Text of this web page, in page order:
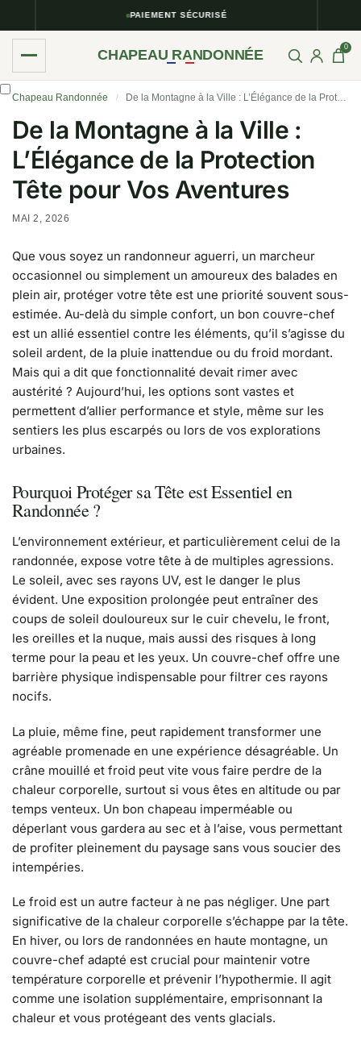
PAIEMENT SÉCURISÉ
CHAPEAU RANDONNÉE 0
Chapeau Randonnée / De la Montagne à la Ville : L’Élégance de la Protection Tête pour Vos Aventures
De la Montagne à la Ville :
L’Élégance de la Protection
Tête pour Vos Aventures
MAI 2, 2026
Que vous soyez un randonneur aguerri, un marcheur
occasionnel ou simplement un amoureux des balades en
plein air, protéger votre tête est une priorité souvent sous-
estimée. Au-delà du simple confort, un bon couvre-chef
est un allié essentiel contre les éléments, qu’il s’agisse du
soleil ardent, de la pluie inattendue ou du froid mordant.
Mais qui a dit que fonctionnalité devait rimer avec
austérité ? Aujourd’hui, les options sont vastes et
permettent d’allier performance et style, même sur les
sentiers les plus escarpés ou lors de vos explorations
urbaines.
Pourquoi Protéger sa Tête est Essentiel en
Randonnée ?
L’environnement extérieur, et particulièrement celui de la
randonnée, expose votre tête à de multiples agressions.
Le soleil, avec ses rayons UV, est le danger le plus
évident. Une exposition prolongée peut entraîner des
coups de soleil douloureux sur le cuir chevelu, le front,
les oreilles et la nuque, mais aussi des risques à long
terme pour la peau et les yeux. Un couvre-chef offre une
barrière physique indispensable pour filtrer ces rayons
nocifs.
La pluie, même fine, peut rapidement transformer une
agréable promenade en une expérience désagréable. Un
crâne mouillé et froid peut vite vous faire perdre de la
chaleur corporelle, surtout si vous êtes en altitude ou par
temps venteux. Un bon chapeau imperméable ou
déperlant vous gardera au sec et à l’aise, vous permettant
de profiter pleinement du paysage sans vous soucier des
intempéries.
Le froid est un autre facteur à ne pas négliger. Une part
significative de la chaleur corporelle s’échappe par la tête.
En hiver, ou lors de randonnées en haute montagne, un
couvre-chef adapté est crucial pour maintenir votre
température corporelle et prévenir l’hypothermie. Il agit
comme une isolation supplémentaire, emprisonnant la
chaleur et vous protégeant des vents glacials.